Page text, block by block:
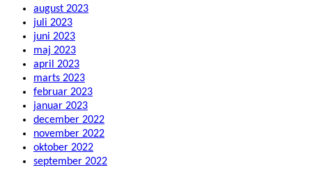
august 2023
juli 2023
juni 2023
maj 2023
april 2023
marts 2023
februar 2023
januar 2023
december 2022
november 2022
oktober 2022
september 2022